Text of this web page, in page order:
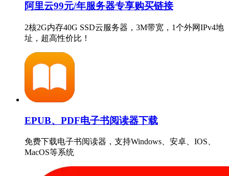
阿里云99元/年服务器专享购买链接
2核2G内存40G SSD云服务器，3M带宽，1个外网IPv4地
址，超高性价比！
EPUB、PDF电子书阅读器下载
免费下载电子书阅读器，支持Windows、安卓、IOS、
MacOS等系统